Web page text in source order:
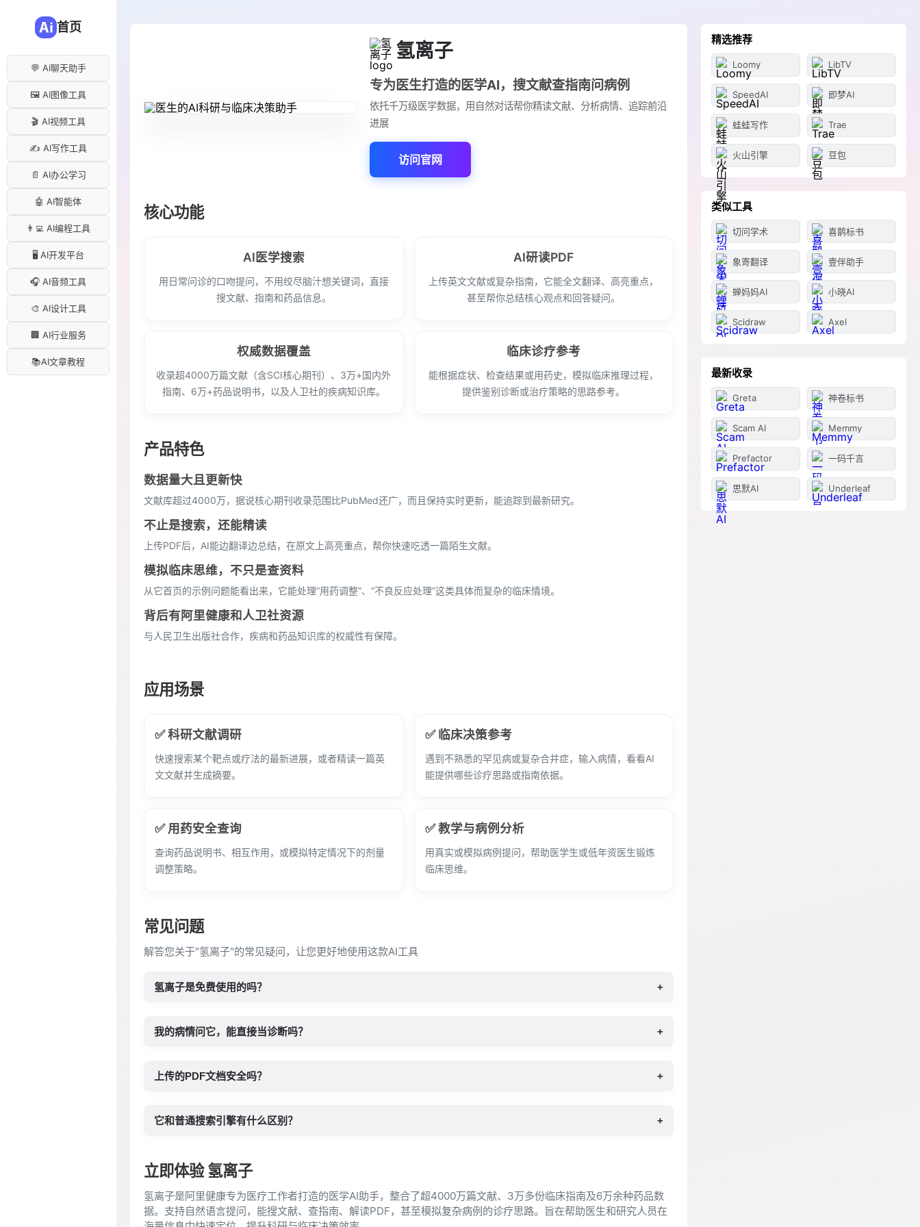
首页
💬 AI聊天助手
🖼️ AI图像工具
🎬 AI视频工具
✍️ AI写作工具
📄 AI办公学习
🤖 AI智能体
👨‍💻 AI编程工具
🖥️ AI开发平台
🎧 AI音频工具
🎨 AI设计工具
🏢 AI行业服务
📚AI文章教程
氢离子
专为医生打造的医学AI，搜文献查指南问病例
依托千万级医学数据，用自然对话帮你精读文献、分析病情、追踪前沿
进展
访问官网
核心功能
AI医学搜索
用日常问诊的口吻提问，不用绞尽脑汁想关键词，直接
搜文献、指南和药品信息。
AI研读PDF
上传英文文献或复杂指南，它能全文翻译、高亮重点，
甚至帮你总结核心观点和回答疑问。
权威数据覆盖
收录超4000万篇文献（含SCI核心期刊）、3万+国内外
指南、6万+药品说明书，以及人卫社的疾病知识库。
临床诊疗参考
能根据症状、检查结果或用药史，模拟临床推理过程，
提供鉴别诊断或治疗策略的思路参考。
产品特色
数据量大且更新快
文献库超过4000万，据说核心期刊收录范围比PubMed还广，而且保持实时更新，能追踪到最新研究。
不止是搜索，还能精读
上传PDF后，AI能边翻译边总结，在原文上高亮重点，帮你快速吃透一篇陌生文献。
模拟临床思维，不只是查资料
从它首页的示例问题能看出来，它能处理“用药调整”、“不良反应处理”这类具体而复杂的临床情境。
背后有阿里健康和人卫社资源
与人民卫生出版社合作，疾病和药品知识库的权威性有保障。
应用场景
✅ 科研文献调研
快速搜索某个靶点或疗法的最新进展，或者精读一篇英
文文献并生成摘要。
✅ 临床决策参考
遇到不熟悉的罕见病或复杂合并症，输入病情，看看AI
能提供哪些诊疗思路或指南依据。
✅ 用药安全查询
查询药品说明书、相互作用，或模拟特定情况下的剂量
调整策略。
✅ 教学与病例分析
用真实或模拟病例提问，帮助医学生或低年资医生锻炼
临床思维。
常见问题
解答您关于"氢离子"的常见疑问，让您更好地使用这款AI工具
氢离子是免费使用的吗？ +
我的病情问它，能直接当诊断吗？ +
上传的PDF文档安全吗？ +
它和普通搜索引擎有什么区别？ +
立即体验 氢离子
氢离子是阿里健康专为医疗工作者打造的医学AI助手，整合了超4000万篇文献、3万多份临床指南及6万余种药品数
据。支持自然语言提问，能搜文献、查指南、解读PDF，甚至模拟复杂病例的诊疗思路。旨在帮助医生和研究人员在
精选推荐
Loomy LibTV
SpeedAI 即梦AI
蛙蛙写作 Trae
火山引擎 豆包
类似工具
切问学术 喜鹊标书
象寄翻译 壹伴助手
蝉妈妈AI 小晓AI
Scidraw Axel
最新收录
Greta 神卷标书
Scam AI Memmy
Prefactor 一码千言
思默AI Underleaf